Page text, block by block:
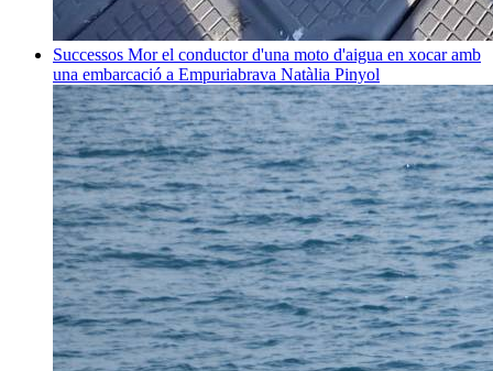
Successos Mor el conductor d'una moto d'aigua en xocar amb
una embarcació a Empuriabrava Natàlia Pinyol